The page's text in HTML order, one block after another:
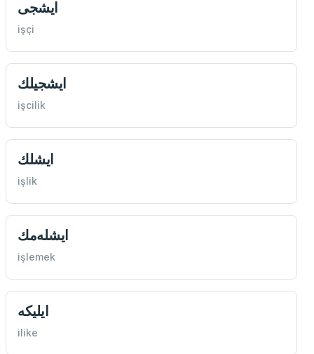
ايشجی
işçi
ايشجيلك
işcilik
ايشلك
işlik
ايشله‌مك
işlemek
ايليكه
ilike